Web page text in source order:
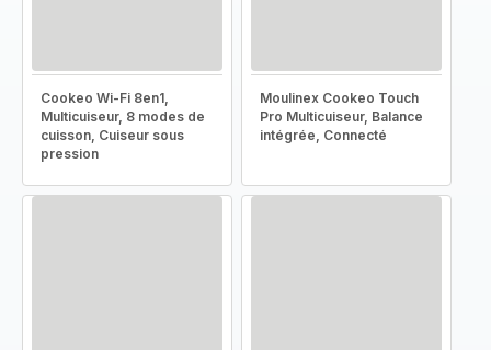
Cookeo Wi-Fi 8en1,
Multicuiseur, 8 modes de
cuisson, Cuiseur sous
pression
Moulinex Cookeo Touch
Pro Multicuiseur, Balance
intégrée, Connecté